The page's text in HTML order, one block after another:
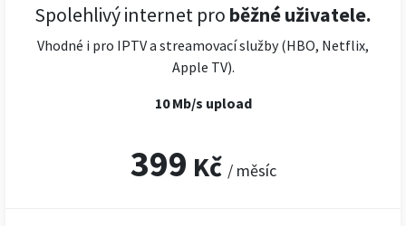
Spolehlivý internet pro běžné uživatele.
Vhodné i pro IPTV a streamovací služby (HBO, Netflix,
Apple TV).
10 Mb/s upload
399 Kč / měsíc